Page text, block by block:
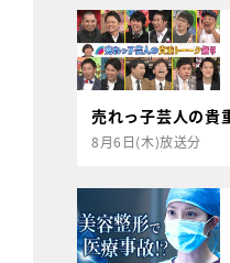
売れっ子芸人の貴
8月6日(木)放送分